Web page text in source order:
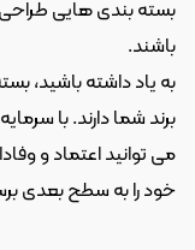
باشند.
خود را به سطح بعدی